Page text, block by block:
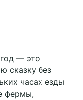
— это
сказку без
часах езды
фермы,